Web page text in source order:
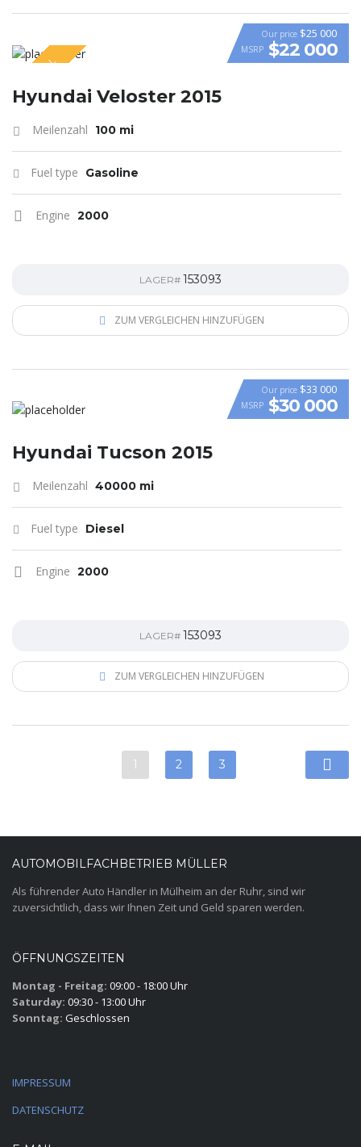
VIDEO
SPECIAL
Our price $25 000
MSRP $22 000
Hyundai Veloster 2015
Meilenzahl 100 mi
Fuel type Gasoline
Engine 2000
LAGER# 153093
ZUM VERGLEICHEN HINZUFÜGEN
VIDEO
Our price $33 000
MSRP $30 000
Hyundai Tucson 2015
Meilenzahl 40000 mi
Fuel type Diesel
Engine 2000
LAGER# 153093
ZUM VERGLEICHEN HINZUFÜGEN
1 2 3
AUTOMOBILFACHBETRIEB MÜLLER
Als führender Auto Händler in Mülheim an der Ruhr, sind wir
zuversichtlich, dass wir Ihnen Zeit und Geld sparen werden.
ÖFFNUNGSZEITEN
Montag - Freitag: 09:00 - 18:00 Uhr
Saturday: 09:30 - 13:00 Uhr
Sonntag: Geschlossen
IMPRESSUM
DATENSCHUTZ